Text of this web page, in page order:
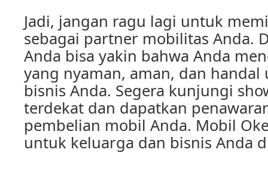
Jadi, jangan ragu lagi untuk
sebagai partner mobilitas Anda.
Anda bisa yakin bahwa Anda
yang nyaman, aman, dan
bisnis Anda. Segera kunjungi
terdekat dan dapatkan
pembelian mobil Anda. Mobil
untuk keluarga dan bisnis Anda